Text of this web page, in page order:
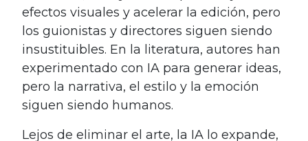
efectos visuales y acelerar la edición, pero
los guionistas y directores siguen siendo
insustituibles. En la literatura, autores han
experimentado con IA para generar ideas,
pero la narrativa, el estilo y la emoción
siguen siendo humanos.
Lejos de eliminar el arte, la IA lo expande,